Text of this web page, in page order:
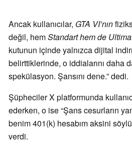
Ancak kullanıcılar, GTA VI’nın
değil, hemStandart hem de
kutunun içinde yalnızca dijital
belirttiklerinde, o iddialarını daha
spekülasyon. Şansını dene.” dedi.
Şüpheciler X platformunda
ederken, o ise “Şans cesurların
benim 401(k) hesabım aksini
verdi.